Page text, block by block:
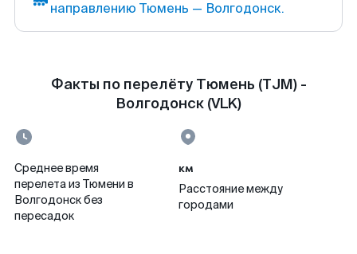
направлению Тюмень — Волгодонск.
Факты по перелёту Тюмень (TJM) -
Волгодонск (VLK)
Среднее время
перелета из Тюмени в
Волгодонск без
пересадок
км
Расстояние между
городами